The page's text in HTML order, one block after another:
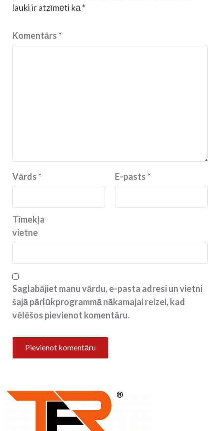
lauki ir atzīmēti kā *
Komentārs*
Vārds* E-pasts*
Tīmekļa
vietne
Saglabājiet manu vārdu, e-pasta adresi un vietni
šajā pārlūkprogrammā nākamajai reizei, kad
vēlēšos pievienot komentāru.